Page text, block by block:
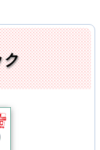
！
！
ク